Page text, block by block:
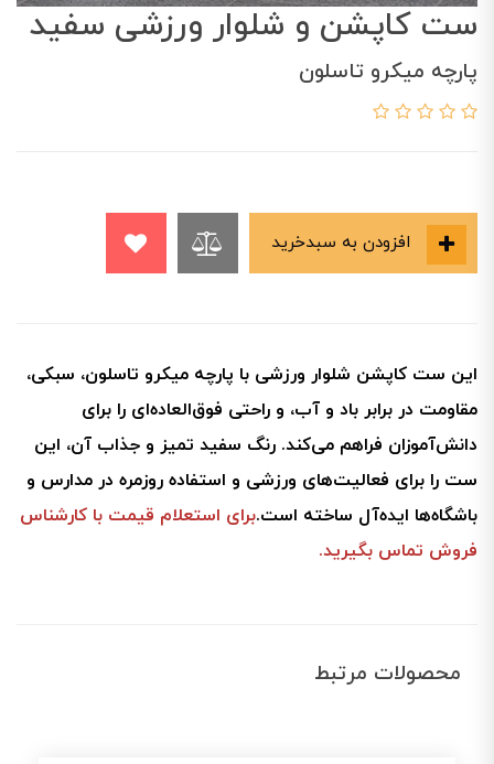
ست کاپشن و شلوار ورزشی سفید
پارچه میکرو تاسلون
این ست کاپشن شلوار ورزشی با پارچه میکرو تاسلون، سبکی،
مقاومت در برابر باد و آب، و راحتی فوق‌العاده‌ای را برای
دانش‌آموزان فراهم می‌کند. رنگ سفید تمیز و جذاب آن، این
ست را برای فعالیت‌های ورزشی و استفاده روزمره در مدارس و
باشگاه‌ها ایده‌آل ساخته است.برای استعلام قیمت با کارشناس
فروش تماس بگیرید.
محصولات مرتبط